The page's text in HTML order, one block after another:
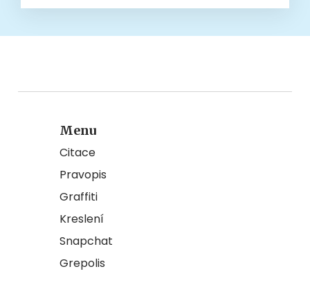
Menu
Citace
Pravopis
Graffiti
Kreslení
Snapchat
Grepolis